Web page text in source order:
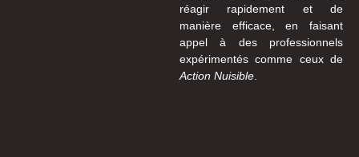
réagir rapidement et de
manière efficace, en faisant
appel à des professionnels
expérimentés comme ceux de
Action Nuisible.